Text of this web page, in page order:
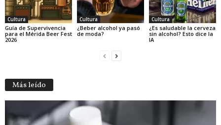
Cultura
Guía de Supervivencia
para el Mérida Beer Fest
2026
Cultura
¿Beber alcohol ya pasó
de moda?
Cultura
¿Es saludable la cerveza
sin alcohol? Esto dice la
IA
Más leído